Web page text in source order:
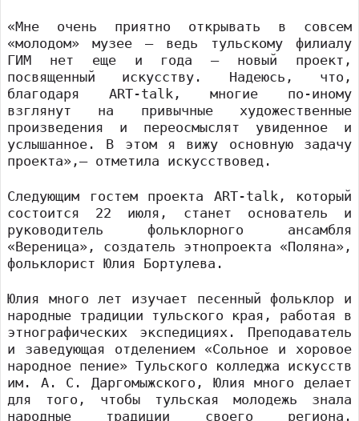
«Мне очень приятно открывать в совсем
«молодом» музее — ведь тульскому филиалу
ГИМ нет еще и года — новый проект,
посвященный искусству. Надеюсь, что,
благодаря ART-talk, многие по-иному
взглянут на привычные художественные
произведения и переосмыслят увиденное и
услышанное. В этом я вижу основную задачу
проекта»,— отметила искусствовед.
Следующим гостем проекта ART-talk, который
состоится 22 июля, станет основатель и
руководитель фольклорного ансамбля
«Вереница», создатель этнопроекта «Поляна»,
фольклорист Юлия Бортулева.
Юлия много лет изучает песенный фольклор и
народные традиции тульского края, работая в
этнографических экспедициях. Преподаватель
и заведующая отделением «Сольное и хоровое
народное пение» Тульского колледжа искусств
им. А. С. Даргомыжского, Юлия много делает
для того, чтобы тульская молодежь знала
народные традиции своего региона.